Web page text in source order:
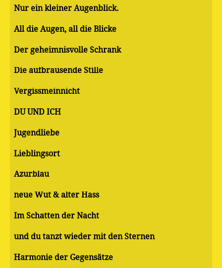
Nur ein kleiner Augenblick.
All die Augen, all die Blicke
Der geheimnisvolle Schrank
Die aufbrausende Stille
Vergissmeinnicht
DU UND ICH
Jugendliebe
Lieblingsort
Azurblau
neue Wut & alter Hass
Im Schatten der Nacht
und du tanzt wieder mit den Sternen
Harmonie der Gegensätze